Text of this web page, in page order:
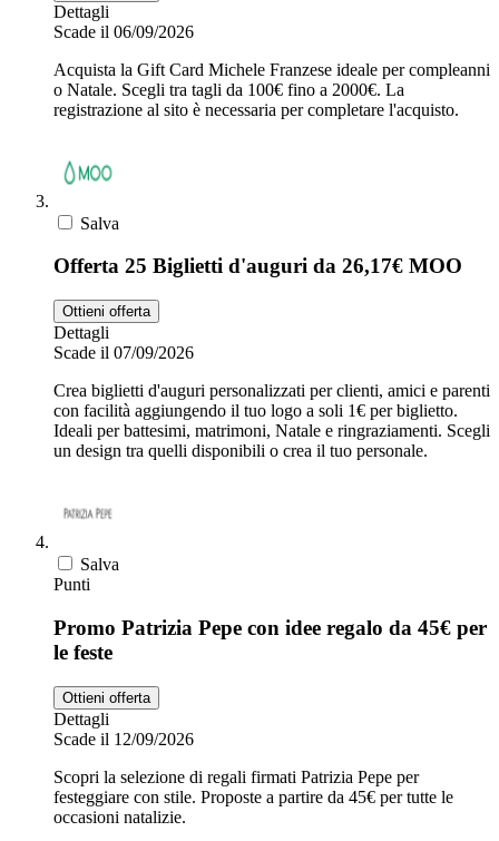
Dettagli
Scade il 06/09/2026
Acquista la Gift Card Michele Franzese ideale per compleanni
o Natale. Scegli tra tagli da 100€ fino a 2000€. La
registrazione al sito è necessaria per completare l'acquisto.
Salva
Offerta 25 Biglietti d'auguri da 26,17€ MOO
Ottieni offerta
Dettagli
Scade il 07/09/2026
Crea biglietti d'auguri personalizzati per clienti, amici e parenti
con facilità aggiungendo il tuo logo a soli 1€ per biglietto.
Ideali per battesimi, matrimoni, Natale e ringraziamenti. Scegli
un design tra quelli disponibili o crea il tuo personale.
Salva
Punti
Promo Patrizia Pepe con idee regalo da 45€ per
le feste
Ottieni offerta
Dettagli
Scade il 12/09/2026
Scopri la selezione di regali firmati Patrizia Pepe per
festeggiare con stile. Proposte a partire da 45€ per tutte le
occasioni natalizie.